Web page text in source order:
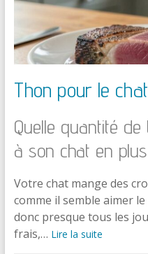
Thon pour le chat
Quelle quantité
à son chat en
Votre chat mange des
comme il semble aimer
donc presque tous les
frais,… Lire la suite